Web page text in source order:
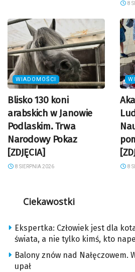
8
WIADOMOŚCI
Blisko 130 koni
arabskich w Janowie
Podlaskim. Trwa
Narodowy Pokaz
[ZDJĘCIA]
8 SIERPNIA 2026 8
Ciekawostki
Ekspertka: Człowiek jest dla
świata, a nie tylko kimś, kto
Balony znów nad Nałęczowem.
upał